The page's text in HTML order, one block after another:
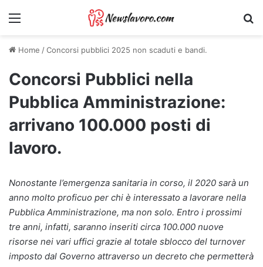
Menu
Home /Concorsi pubblici 2025 non scaduti e bandi.
Concorsi Pubblici nella
Pubblica Amministrazione:
arrivano 100.000 posti di
lavoro.
Nonostante l’emergenza sanitaria in corso, il 2020 sarà un
anno molto proficuo per chi è interessato a lavorare nella
Pubblica Amministrazione, ma non solo. Entro i prossimi
tre anni, infatti, saranno inseriti circa 100.000 nuove
risorse nei vari uffici grazie al totale sblocco del turnover
imposto dal Governo attraverso un decreto che permetterà